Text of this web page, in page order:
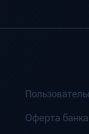
Оферта банка